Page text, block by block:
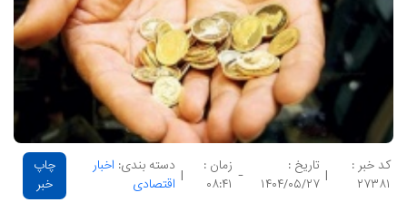
کد خبر :
۲۷۳۸۱
|
تاریخ :
۱۴۰۴/۰۵/۲۷
-
زمان :
۰۸:۴۱
|
دسته بندی: اخبار
اقتصادی
چاپ
خبر